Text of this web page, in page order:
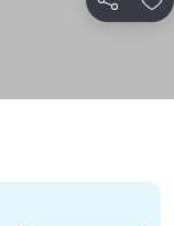
Partilhar